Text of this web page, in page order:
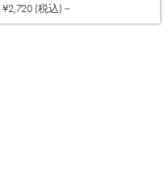
¥2,720 (税込) ~